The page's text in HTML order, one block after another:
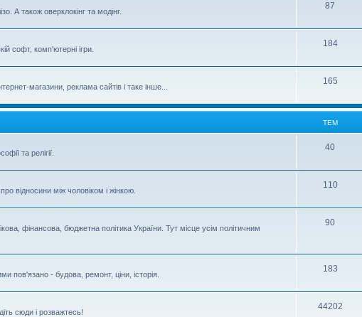
А також оверклокінг та модінг.
87
софт, комп'ютерні ігри.
184
магазини, реклама сайтів і таке інше...
165
ТЕМ
та релігії.
40
відносини між чоловіком і жінкою.
110
фінансова, бюджетна політика України. Тут місце усім політичним
90
пов'язано - будова, ремонт, ціни, історія.
183
сюди і розважтесь!
44202